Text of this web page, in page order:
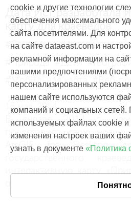
Дата Ист разработала
карту для краеведов
#CarryMap #Интерактивная
#Природа #Дети
#Мобильная карта #Веб-
15 мая, 2014
В январе 2014 г.
представила свою новую
ArcGIS for Desktop
cookie и другие технологии
обеспечения максимального
сайта посетителями. Для
на сайте dataeast.com и
рекламной информации на
вашими предпочтениями
персонализированных
нашем сайте используются
компаний и социальных
используемых файлах cookie и
изменения настроек ваших
узнать в документе «Политика